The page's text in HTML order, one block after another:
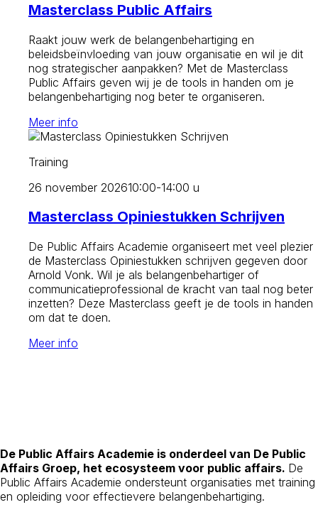
Masterclass Public Affairs
Raakt jouw werk de belangenbehartiging en
beleidsbeïnvloeding van jouw organisatie en wil je dit
nog strategischer aanpakken? Met de Masterclass
Public Affairs geven wij je de tools in handen om je
belangenbehartiging nog beter te organiseren.
Meer info
Training
26 november 202610:00-14:00 u
Masterclass Opiniestukken Schrijven
De Public Affairs Academie organiseert met veel plezier
de Masterclass Opiniestukken schrijven gegeven door
Arnold Vonk. Wil je als belangenbehartiger of
communicatieprofessional de kracht van taal nog beter
inzetten? Deze Masterclass geeft je de tools in handen
om dat te doen.
Meer info
De Public Affairs Academie is onderdeel van De Public
Affairs Groep, het ecosysteem voor public affairs. De
Public Affairs Academie ondersteunt organisaties met training
en opleiding voor effectievere belangenbehartiging.